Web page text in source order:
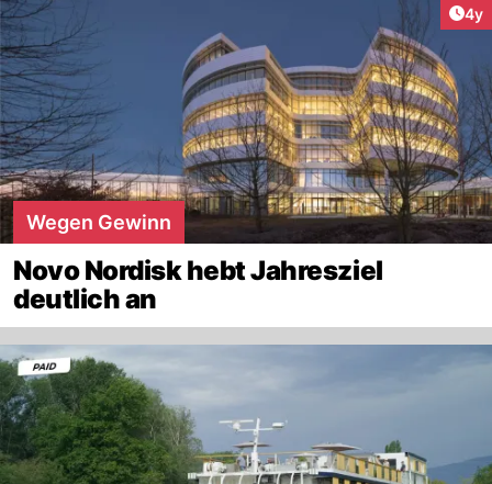
4y
Wegen Gewinn
Novo Nordisk hebt Jahresziel
deutlich an